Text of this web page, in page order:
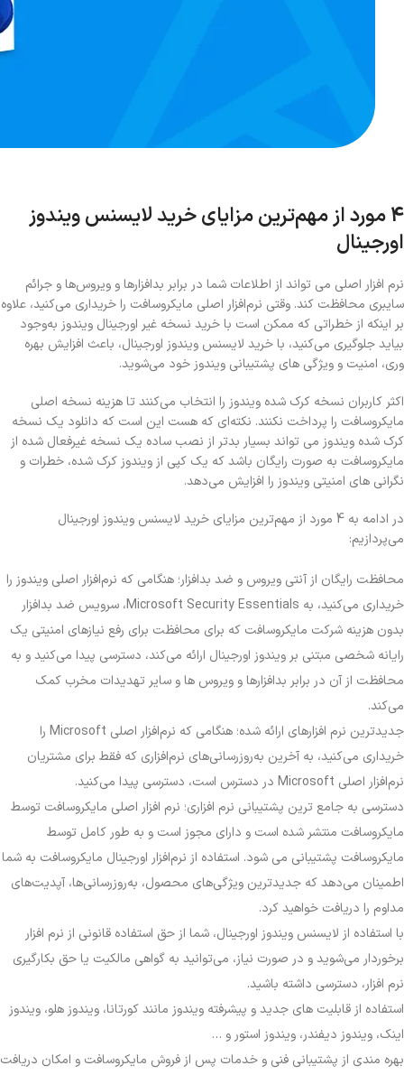
4 مورد از مهم‌ترین مزایای خرید لایسنس ویندوز
اورجینال
نرم افزار اصلی می تواند از اطلاعات شما در برابر بدافزارها و ویروس‌ها و جرائم
سایبری محافظت کند. وقتی نرم‌افزار اصلی مایکروسافت را خریداری می‌کنید، علاوه
بر اینکه از خطراتی که ممکن است با خرید نسخه غیر اورجینال ویندوز به‌وجود
بیاید جلوگیری می‌کنید، با خرید لایسنس ویندوز اورجینال، باعث افزایش بهره
وری، امنیت و ویژگی های پشتیبانی ویندوز خود می‌شوید.
اکثر کاربران نسخه کرک شده ویندوز را انتخاب می‌کنند تا هزینه نسخه اصلی
مایکروسافت را پرداخت نکنند. نکته‌ای که هست این است که دانلود یک نسخه
کرک شده ویندوز می تواند بسیار بدتر از نصب ساده یک نسخه غیرفعال شده از
مایکروسافت به صورت رایگان باشد که یک کپی از ویندوز کرک شده، خطرات و
نگرانی های امنیتی ویندوز را افزایش می‌دهد.
در ادامه به 4 مورد از مهم‌ترین مزایای خرید لایسنس ویندوز اورجینال
می‌پردازیم:
محافظت رایگان از آنتی ویروس و ضد بدافزار؛ هنگامی که نرم‌افزار اصلی ویندوز را
خریداری می‌کنید، به Microsoft Security Essentials، سرویس ضد بدافزار
بدون هزینه شرکت مایکروسافت که برای محافظت برای رفع نیازهای امنیتی یک
رایانه شخصی مبتنی بر ویندوز اورجینال ارائه می‌کند، دسترسی پیدا می‌کنید و به
محافظت از آن در برابر بدافزارها و ویروس ها و سایر تهدیدات مخرب کمک
می‌کند.
جدیدترین نرم افزارهای ارائه شده؛ هنگامی که نرم‌افزار اصلی Microsoft را
خریداری می‌کنید، به آخرین به‌روزرسانی‌های نرم‌افزاری که فقط برای مشتریان
نرم‌افزار اصلی Microsoft در دسترس است، دسترسی پیدا می‌کنید.
دسترسی به جامع ترین پشتیبانی نرم افزاری؛ نرم افزار اصلی مایکروسافت توسط
مایکروسافت منتشر شده است و دارای مجوز است و به طور کامل توسط
مایکروسافت پشتیبانی می شود. استفاده از نرم‌افزار اورجینال مایکروسافت به شما
اطمینان می‌دهد که جدیدترین ویژگی‌های محصول، به‌روزرسانی‌ها، آپدیت‌های
مداوم را دریافت خواهید کرد.
با استفاده از لایسنس ویندوز اورجینال، شما از حق استفاده قانونی از نرم افزار
برخوردار می‌شوید و در صورت نیاز، می‌توانید به گواهی مالکیت یا حق بکارگیری
نرم افزار، دسترسی داشته باشید.
استفاده از قابلیت های جدید و پیشرفته ویندوز مانند کورتانا، ویندوز هلو، ویندوز
اینک، ویندوز دیفندر، ویندوز استور و …
بهره مندی از پشتیبانی فنی و خدمات پس از فروش مایکروسافت و امکان دریافت